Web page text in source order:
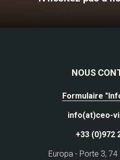
NOUS
Formulaire
info(at)ceo-
+33 (0)972
Europa - Porte 3, 74